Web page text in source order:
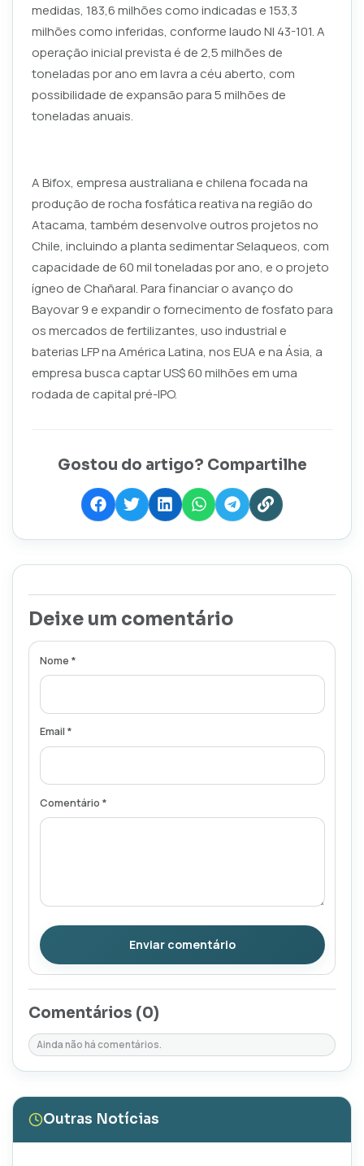
medidas, 183,6 milhões como indicadas e 153,3
milhões como inferidas, conforme laudo NI 43-101. A
operação inicial prevista é de 2,5 milhões de
toneladas por ano em lavra a céu aberto, com
possibilidade de expansão para 5 milhões de
toneladas anuais.
A Bifox, empresa australiana e chilena focada na
produção de rocha fosfática reativa na região do
Atacama, também desenvolve outros projetos no
Chile, incluindo a planta sedimentar Selaqueos, com
capacidade de 60 mil toneladas por ano, e o projeto
ígneo de Chañaral. Para financiar o avanço do
Bayovar 9 e expandir o fornecimento de fosfato para
os mercados de fertilizantes, uso industrial e
baterias LFP na América Latina, nos EUA e na Ásia, a
empresa busca captar US$ 60 milhões em uma
rodada de capital pré-IPO.
Gostou do artigo? Compartilhe
Deixe um comentário
Nome *
Email *
Comentário *
Enviar comentário
Comentários (0)
Ainda não há comentários.
Outras Notícias